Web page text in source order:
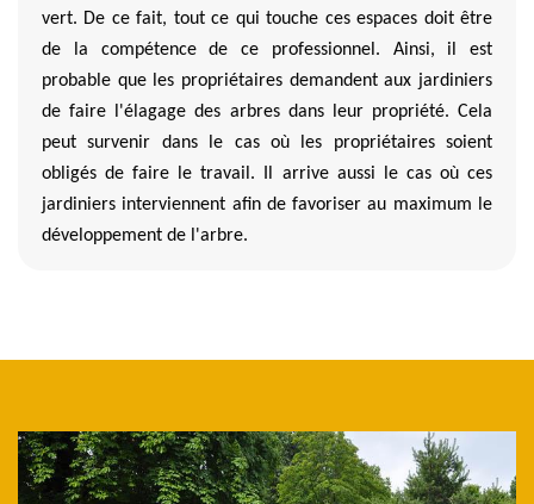
vert. De ce fait, tout ce qui touche ces espaces doit être
de la compétence de ce professionnel. Ainsi, il est
probable que les propriétaires demandent aux jardiniers
de faire l'élagage des arbres dans leur propriété. Cela
peut survenir dans le cas où les propriétaires soient
obligés de faire le travail. Il arrive aussi le cas où ces
jardiniers interviennent afin de favoriser au maximum le
développement de l'arbre.